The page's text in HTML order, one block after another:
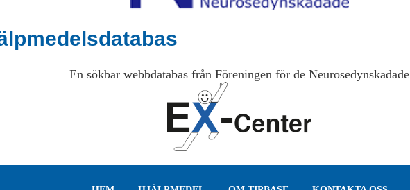
En sökbar webbdatabas från Föreningen för de Neurosedynskadade